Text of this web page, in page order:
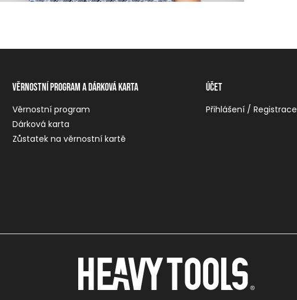
Věrnostní program a dárková karta
Věrnostní program
Dárková karta
Zůstatek na věrnostní kartě
Účet
Přihlášení / Registrace